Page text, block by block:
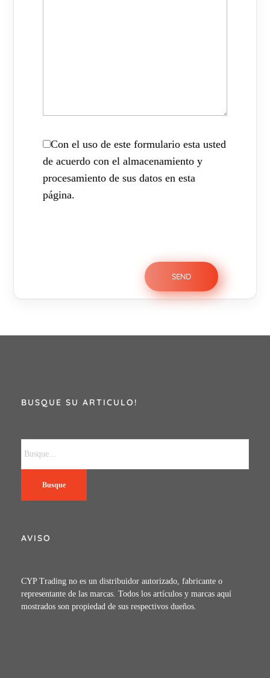
Con el uso de este formulario esta usted
de acuerdo con el almacenamiento y
procesamiento de sus datos en esta
página.
BUSQUE SU ARTICULO!
Busque
AVISO
CYP Trading no es un distribuidor autorizado, fabricante o
representante de las marcas. Todos los artículos y marcas aquí
mostrados son propiedad de sus respectivos dueños.